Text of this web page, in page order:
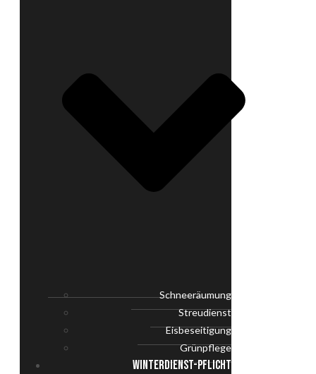
Schneeräumung
Streudienst
Eisbeseitigung
Grünpflege
WINTERDIENST-PFLICHT